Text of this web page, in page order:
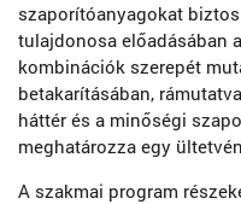
szaporítóanyagokat
tulajdonosa előadásában
kombinációk szerepét
betakarításában,
háttér és a minőségi
meghatározza egy
A szakmai program